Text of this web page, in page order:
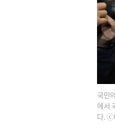
국민
에서
다. ⓒ